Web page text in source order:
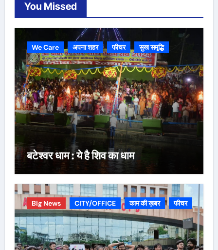
You Missed
We Care अपना शहर फीचर सुख समृद्धि
बटेश्वर धाम : ये है शिव का धाम
Big News CITY/OFFICE काम की ख़बर फीचर